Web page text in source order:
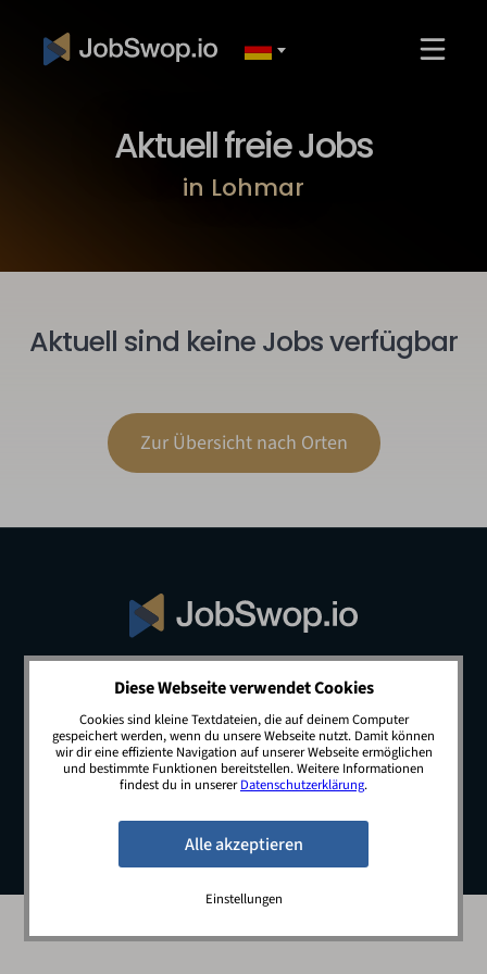
Aktuell freie Jobs
in Lohmar
Aktuell sind keine Jobs verfügbar
Zur Übersicht nach Orten
© 2026 JobSwop.io · All rights reserved.
Blog Jobs Newsletter
Kontakt
Preise
Impressum Datenschutz
Diese Webseite verwendet Cookies
Cookies sind kleine Textdateien, die auf deinem Computer
gespeichert werden, wenn du unsere Webseite nutzt. Damit können
wir dir eine effiziente Navigation auf unserer Webseite ermöglichen
und bestimmte Funktionen bereitstellen. Weitere Informationen
findest du in unsererDatenschutzerklärung.
Einstellungen